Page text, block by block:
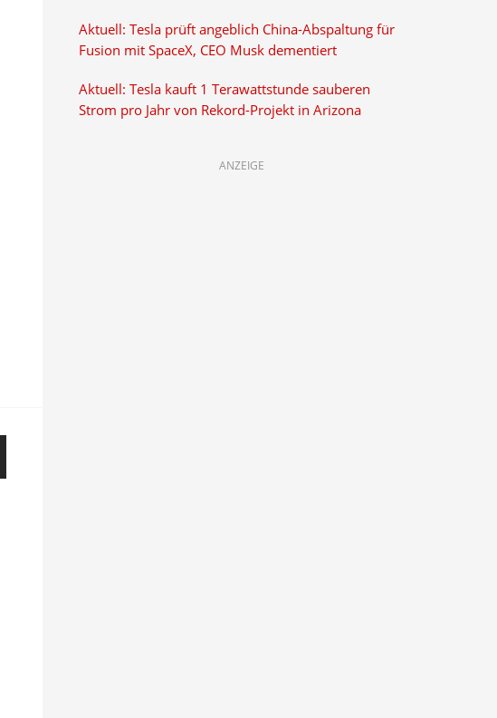
Aktuell: Tesla prüft angeblich China-Abspaltung für
Fusion mit SpaceX, CEO Musk dementiert
Aktuell: Tesla kauft 1 Terawattstunde sauberen
Strom pro Jahr von Rekord-Projekt in Arizona
ANZEIGE